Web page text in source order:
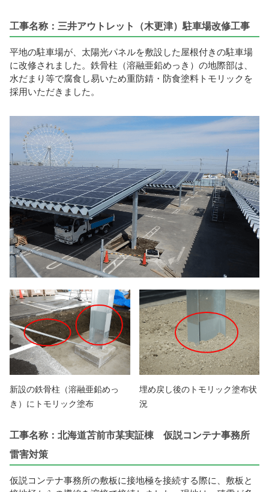
工事名称：三井アウトレット（木更津）駐車場改修工事
平地の駐車場が、太陽光パネルを敷設した屋根付きの駐車場
に改修されました。鉄骨柱（溶融亜鉛めっき）の地際部は、
水だまり等で腐食し易いため重防錆・防食塗料トモリックを
採用いただきました。
新設の鉄骨柱（溶融亜鉛めっ
き）にトモリック塗布
埋め戻し後のトモリック塗布状
況
工事名称：北海道苫前市某実証棟 仮説コンテナ事務所
雷害対策
仮説コンテナ事務所の敷板に接地極を接続する際に、敷板と